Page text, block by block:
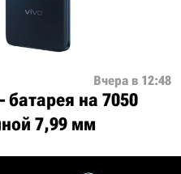
Вчера в 12:48
батарея на 7050
7,99 мм